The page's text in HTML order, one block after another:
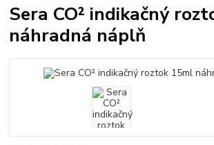
Sera CO² indikačný
náhradná náplň